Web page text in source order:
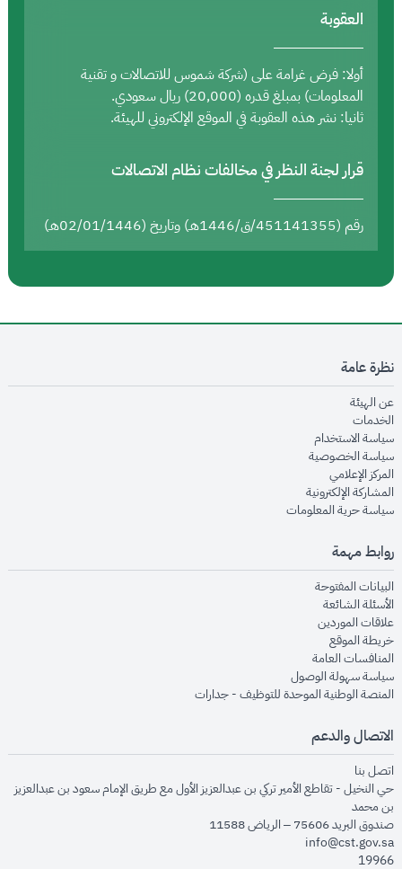
العقوبة
أولا: فرض غرامة على (شركة شموس للاتصالات و تقنية
المعلومات) بمبلغ قدره (20,000) ريال سعودي.
ثانيا: نشر هذه العقوبة في الموقع الإلكتروني للهيئة.
قرار لجنة النظر في مخالفات نظام الاتصالات
رقم (451141355/ق/1446هـ) وتاريخ (02/01/1446هـ)
نظرة عامة
عن الهيئةopens in new window
الخدماتopens in new window
سياسة الاستخدام
سياسة الخصوصيةopens in new window
المركز الإعلاميopens in new window
المشاركة الإلكترونيةopens in new window
سياسة حرية المعلوماتopens in new window
روابط مهمة
البيانات المفتوحةopens in new window
الأسئلة الشائعةopens in new window
علاقات الموردينopens in new window
خريطة الموقعopens in new window
المنافسات العامةopens in new window
سياسة سهولة الوصولopens in new window
المنصة الوطنية الموحدة للتوظيف - جداراتopens in new window
الاتصال والدعم
اتصل بنا
حي النخيل - تقاطع الأمير تركي بن عبدالعزيز الأول مع طريق الإمام سعود بن عبدالعزيز
بن محمد
صندوق البريد 75606 – الرياض 11588
info@cst.gov.sa
19966